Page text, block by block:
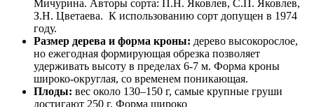
Мичурина. Авторы сорта: П.Н. Яковлев, С.П. Яковлев,
З.Н. Цветаева. К использованию сорт допущен в 1974
году.
Размер дерева и форма кроны: дерево высокорослое,
но ежегодная формирующая обрезка позволяет
удерживать высоту в пределах 6-7 м. Форма кроны
широко-округлая, со временем поникающая.
Плоды: вес около 130–150 г, самые крупные груши
достигают 250 г. Форма широко